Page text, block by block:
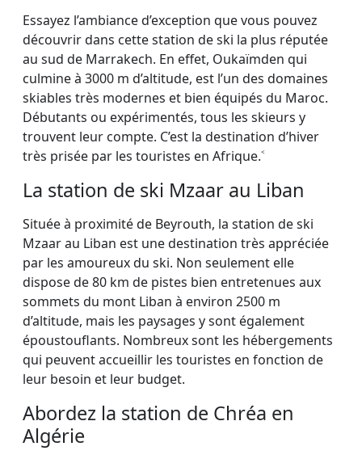
Essayez l’ambiance d’exception que vous pouvez
découvrir dans cette station de ski la plus réputée
au sud de Marrakech. En effet, Oukaïmden qui
culmine à 3000 m d’altitude, est l’un des domaines
skiables très modernes et bien équipés du Maroc.
Débutants ou expérimentés, tous les skieurs y
trouvent leur compte. C’est la destination d’hiver
très prisée par les touristes en Afrique.˂
La station de ski Mzaar au Liban
Située à proximité de Beyrouth, la station de ski
Mzaar au Liban est une destination très appréciée
par les amoureux du ski. Non seulement elle
dispose de 80 km de pistes bien entretenues aux
sommets du mont Liban à environ 2500 m
d’altitude, mais les paysages y sont également
époustouflants. Nombreux sont les hébergements
qui peuvent accueillir les touristes en fonction de
leur besoin et leur budget.
Abordez la station de Chréa en
Algérie